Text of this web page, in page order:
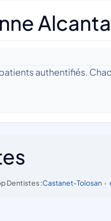
authentifiés.
Dentistes :Castanet-Tolosan •